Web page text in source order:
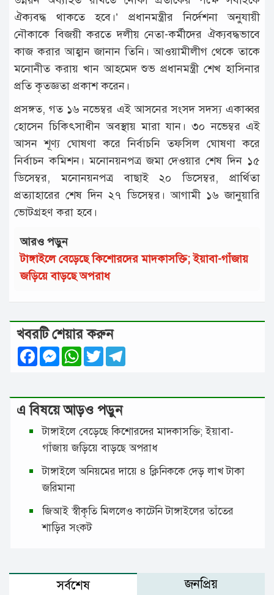
ঐক্যবদ্ধ থাকতে হবে।’ প্রধানমন্ত্রীর নির্দেশনা অনুযায়ী
নৌকাকে বিজয়ী করতে দলীয় নেতা-কর্মীদের ঐক্যবদ্ধভাবে
কাজ করার আহ্বান জানান তিনি। আওয়ামীলীগ থেকে তাকে
মনোনীত করায় খান আহমেদ শুভ প্রধানমন্ত্রী শেখ হাসিনার
প্রতি কৃতজ্ঞতা প্রকাশ করেন।
প্রসঙ্গত, গত ১৬ নভেম্বর এই আসনের সংসদ সদস্য একাব্বর
হোসেন চিকিৎসাধীন অবস্থায় মারা যান। ৩০ নভেম্বর এই
আসন শূণ্য ঘোষণা করে নির্বাচনি তফসিল ঘোষণা করে
নির্বাচন কমিশন। মনোনয়নপত্র জমা দেওয়ার শেষ দিন ১৫
ডিসেম্বর, মনোনয়নপত্র বাছাই ২০ ডিসেম্বর, প্রার্থিতা
প্রত্যাহারের শেষ দিন ২৭ ডিসেম্বর। আগামী ১৬ জানুয়ারি
ভোটগ্রহণ করা হবে।
আরও পড়ুন
টাঙ্গাইলে বেড়েছে কিশোরদের মাদকাসক্তি; ইয়াবা-গাঁজায়
জড়িয়ে বাড়ছে অপরাধ
খবরটি শেয়ার করুন
FacebookMessenger
WhatsApp
Twitter
এ বিষয়ে আড়ও পড়ুন
টাঙ্গাইলে বেড়েছে কিশোরদের মাদকাসক্তি; ইয়াবা-
গাঁজায় জড়িয়ে বাড়ছে অপরাধ
টাঙ্গাইলে অনিয়মের দায়ে ৪ ক্লিনিককে দেড় লাখ টাকা
জরিমানা
জিআই স্বীকৃতি মিললেও কাটেনি টাঙ্গাইলের তাঁতের
শাড়ির সংকট
সর্বশেষ জনপ্রিয়